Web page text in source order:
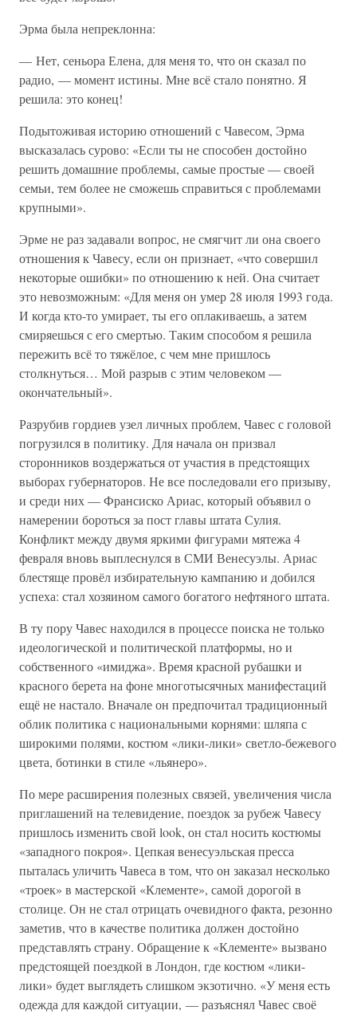
Эрма была непреклонна:
— Нет, сеньора Елена, для меня то, что он сказал по
радио, — момент истины. Мне всё стало понятно. Я
решила: это конец!
Подытоживая историю отношений с Чавесом, Эрма
высказалась сурово: «Если ты не способен достойно
решить домашние проблемы, самые простые — своей
семьи, тем более не сможешь справиться с проблемами
крупными».
Эрме не раз задавали вопрос, не смягчит ли она своего
отношения к Чавесу, если он признает, «что совершил
некоторые ошибки» по отношению к ней. Она считает
это невозможным: «Для меня он умер 28 июля 1993 года.
И когда кто-то умирает, ты его оплакиваешь, а затем
смиряешься с его смертью. Таким способом я решила
пережить всё то тяжёлое, с чем мне пришлось
столкнуться… Мой разрыв с этим человеком —
окончательный».
Разрубив гордиев узел личных проблем, Чавес с головой
погрузился в политику. Для начала он призвал
сторонников воздержаться от участия в предстоящих
выборах губернаторов. Не все последовали его призыву,
и среди них — Франсиско Ариас, который объявил о
намерении бороться за пост главы штата Сулия.
Конфликт между двумя яркими фигурами мятежа 4
февраля вновь выплеснулся в СМИ Венесуэлы. Ариас
блестяще провёл избирательную кампанию и добился
успеха: стал хозяином самого богатого нефтяного штата.
В ту пору Чавес находился в процессе поиска не только
идеологической и политической платформы, но и
собственного «имиджа». Время красной рубашки и
красного берета на фоне многотысячных манифестаций
ещё не настало. Вначале он предпочитал традиционный
облик политика с национальными корнями: шляпа с
широкими полями, костюм «лики-лики» светло-бежевого
цвета, ботинки в стиле «льянеро».
По мере расширения полезных связей, увеличения числа
приглашений на телевидение, поездок за рубеж Чавесу
пришлось изменить свой look, он стал носить костюмы
«западного покроя». Цепкая венесуэльская пресса
пыталась уличить Чавеса в том, что он заказал несколько
«троек» в мастерской «Клементе», самой дорогой в
столице. Он не стал отрицать очевидного факта, резонно
заметив, что в качестве политика должен достойно
представлять страну. Обращение к «Клементе» вызвано
предстоящей поездкой в Лондон, где костюм «лики-
лики» будет выглядеть слишком экзотично. «У меня есть
одежда для каждой ситуации, — разъяснял Чавес своё